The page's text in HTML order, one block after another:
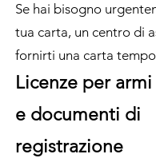
Se hai bisogno
tua carta, un centro di
fornirti una carta
Licenze per
e documenti di
registrazione